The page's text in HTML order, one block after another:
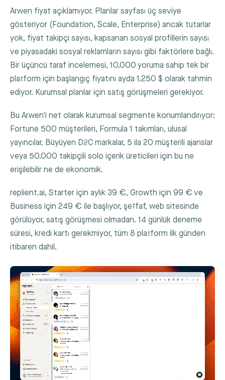
Arwen fiyat açıklamıyor. Planlar sayfası üç seviye
gösteriyor (Foundation, Scale, Enterprise) ancak tutarlar
yok, fiyat takipçi sayısı, kapsanan sosyal profillerin sayısı
ve piyasadaki sosyal reklamların sayısı gibi faktörlere bağlı.
Bir üçüncü taraf incelemesi, 10.000 yoruma sahip tek bir
platform için başlangıç fiyatını ayda 1.250 $ olarak tahmin
ediyor. Kurumsal planlar için satış görüşmeleri gerekiyor.
Bu Arwen'i net olarak kurumsal segmente konumlandırıyor:
Fortune 500 müşterileri, Formula 1 takımları, ulusal
yayıncılar. Büyüyen D2C markalar, 5 ila 20 müşterili ajanslar
veya 50.000 takipçili solo içerik üreticileri için bu ne
erişilebilir ne de ekonomik.
replient.ai, Starter için aylık 39 €, Growth için 99 € ve
Business için 249 € ile başlıyor, şeffaf, web sitesinde
görülüyor, satış görüşmesi olmadan. 14 günlük deneme
süresi, kredi kartı gerekmiyor, tüm 8 platform ilk günden
itibaren dahil.